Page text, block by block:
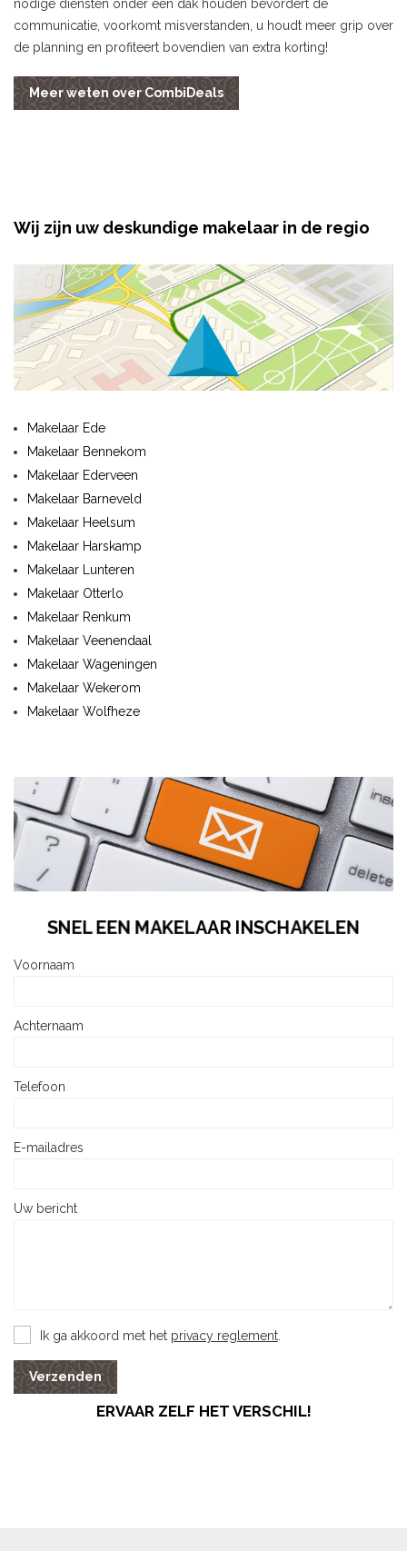
nodige diensten onder één dak houden bevordert de
communicatie, voorkomt misverstanden, u houdt meer grip over
de planning en profiteert bovendien van extra korting!
Meer weten over CombiDeals
Wij zijn uw deskundige makelaar in de regio
Makelaar Ede
Makelaar Bennekom
Makelaar Ederveen
Makelaar Barneveld
Makelaar Heelsum
Makelaar Harskamp
Makelaar Lunteren
Makelaar Otterlo
Makelaar Renkum
Makelaar Veenendaal
Makelaar Wageningen
Makelaar Wekerom
Makelaar Wolfheze
SNEL EEN MAKELAAR INSCHAKELEN
Voornaam
Achternaam
Telefoon
E-mailadres
Uw bericht
Ik ga akkoord met het privacy reglement.
Verzenden
ERVAAR ZELF HET VERSCHIL!